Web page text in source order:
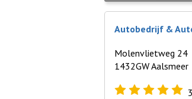
Autobedrijf &
Molenvlietweg 24
1432GW Aalsmeer
3